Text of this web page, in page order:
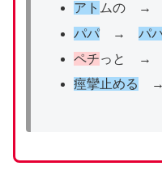
アト ムの →
パパ→ パ
ペチっと →
痙攣止める